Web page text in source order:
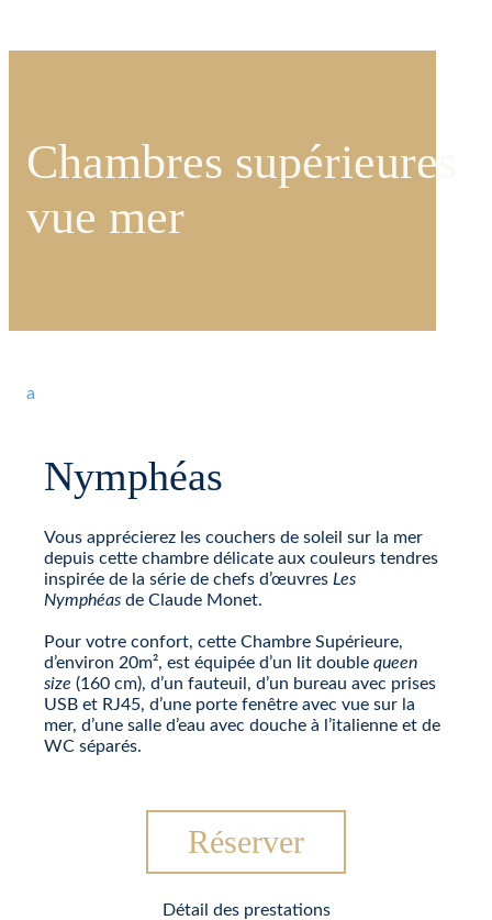
Chambres supérieures
vue mer
a
Nymphéas
Vous apprécierez les couchers de soleil sur la mer
depuis cette chambre délicate aux couleurs tendres
inspirée de la série de chefs d’œuvres Les
Nymphéas de Claude Monet.
Pour votre confort, cette Chambre Supérieure,
d’environ 20m², est équipée d’un lit double queen
size (160 cm), d’un fauteuil, d’un bureau avec prises
USB et RJ45, d’une porte fenêtre avec vue sur la
mer, d’une salle d’eau avec douche à l’italienne et de
WC séparés.
Réserver
Détail des prestations